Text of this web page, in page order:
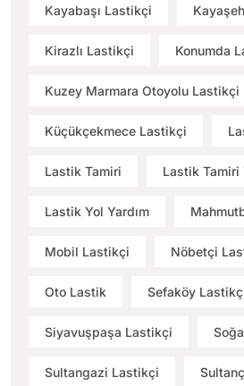
Kayabaşı Lastikçi
Kirazlı Lastikçi Konumda
Kuzey Marmara Otoyolu Lastikçi
Küçükçekmece Lastikçi
Lastik Tamiri Lastik Tamiri
Lastik Yol Yardım
Mobil Lastikçi Nöbetçi
Oto Lastik Sefaköy
Siyavuşpaşa Lastikçi
Sultangazi Lastikçi